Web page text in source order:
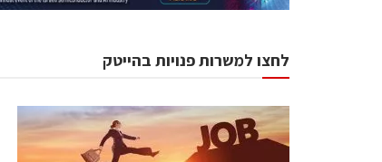
לחצו למשרות פנויות בהייטק